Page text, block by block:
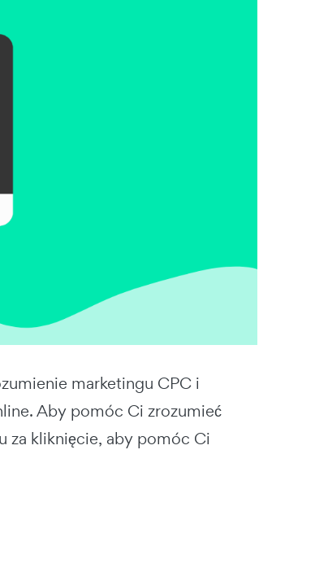
marketingu CPC i
Aby pomóc Ci zrozumieć
za kliknięcie, aby pomóc Ci